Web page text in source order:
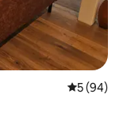
平均评分
5 (94)